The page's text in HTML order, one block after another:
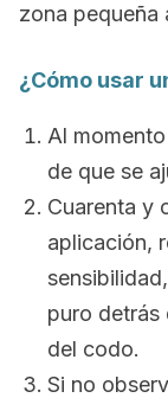
zona pequeña
¿Cómo usar
Al
de que se
Cuarenta y
aplicación,
puro detrás
del codo.
Si no